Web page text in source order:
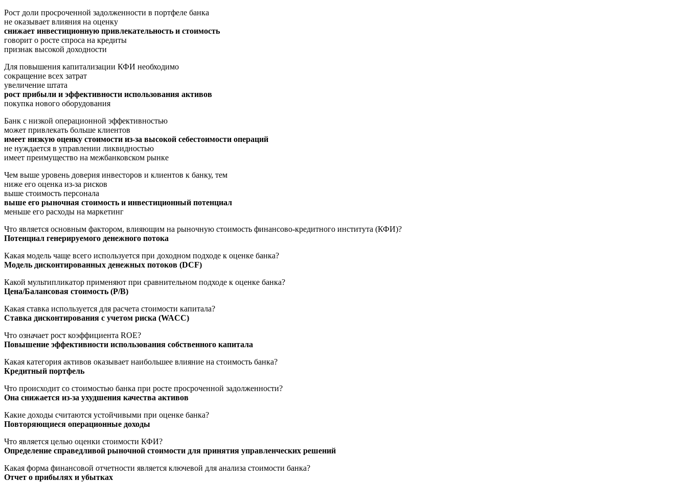
Рост доли просроченной задолженности в портфеле банка
не оказывает влияния на оценку
снижает инвестиционную привлекательность и стоимость
говорит о росте спроса на кредиты
признак высокой доходности
Для повышения капитализации КФИ необходимо
сокращение всех затрат
увеличение штата
рост прибыли и эффективности использования активов
покупка нового оборудования
Банк с низкой операционной эффективностью
может привлекать больше клиентов
имеет низкую оценку стоимости из-за высокой себестоимости операций
не нуждается в управлении ликвидностью
имеет преимущество на межбанковском рынке
Чем выше уровень доверия инвесторов и клиентов к банку, тем
ниже его оценка из-за рисков
выше стоимость персонала
выше его рыночная стоимость и инвестиционный потенциал
меньше его расходы на маркетинг
Что является основным фактором, влияющим на рыночную стоимость финансово-кредитного института (КФИ)?
Потенциал генерируемого денежного потока
Какая модель чаще всего используется при доходном подходе к оценке банка?
Модель дисконтированных денежных потоков (DCF)
Какой мультипликатор применяют при сравнительном подходе к оценке банка?
Цена/Балансовая стоимость (P/B)
Какая ставка используется для расчета стоимости капитала?
Ставка дисконтирования с учетом риска (WACC)
Что означает рост коэффициента ROE?
Повышение эффективности использования собственного капитала
Какая категория активов оказывает наибольшее влияние на стоимость банка?
Кредитный портфель
Что происходит со стоимостью банка при росте просроченной задолженности?
Она снижается из-за ухудшения качества активов
Какие доходы считаются устойчивыми при оценке банка?
Повторяющиеся операционные доходы
Что является целью оценки стоимости КФИ?
Определение справедливой рыночной стоимости для принятия управленческих решений
Какая форма финансовой отчетности является ключевой для анализа стоимости банка?
Отчет о прибылях и убытках